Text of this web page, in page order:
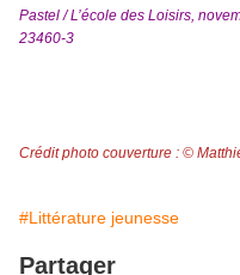
Pastel / L’école des Loisirs,
23460-3
Crédit photo couverture : ©
#Littérature jeunesse
Partager